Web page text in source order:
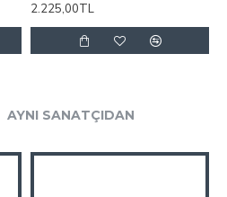
2.225,00TL
AYNI SANATÇIDAN